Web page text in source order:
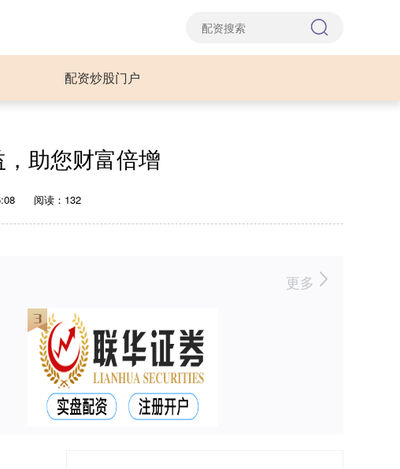
配资炒股门户
助您财富倍增
阅读：132
更多